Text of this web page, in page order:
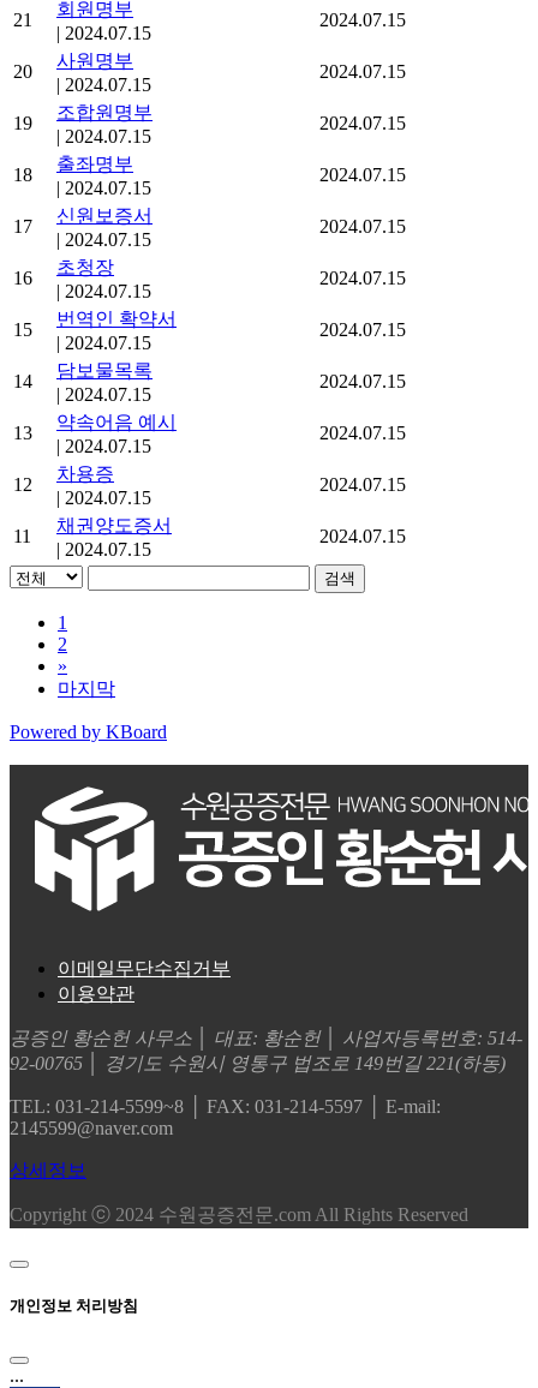
21
회원명부
| 2024.07.15
2024.07.15
20
사원명부
| 2024.07.15
2024.07.15
19
조합원명부
| 2024.07.15
2024.07.15
18
출좌명부
| 2024.07.15
2024.07.15
17
신원보증서
| 2024.07.15
2024.07.15
16
초청장
| 2024.07.15
2024.07.15
15
번역인 확약서
| 2024.07.15
2024.07.15
14
담보물목록
| 2024.07.15
2024.07.15
13
약속어음 예시
| 2024.07.15
2024.07.15
12
차용증
| 2024.07.15
2024.07.15
11
채권양도증서
| 2024.07.15
2024.07.15
검색
1
2
»
마지막
Powered by KBoard
이메일무단수집거부
이용약관
공증인 황순헌 사무소 │ 대표: 황순헌 │ 사업자등록번호: 514-
92-00765 │ 경기도 수원시 영통구 법조로 149번길 221(하동)
TEL: 031-214-5599~8 │ FAX: 031-214-5597 │ E-mail:
2145599@naver.com
상세정보
Copyright ⓒ 2024 수원공증전문.com All Rights Reserved
개인정보 처리방침
...